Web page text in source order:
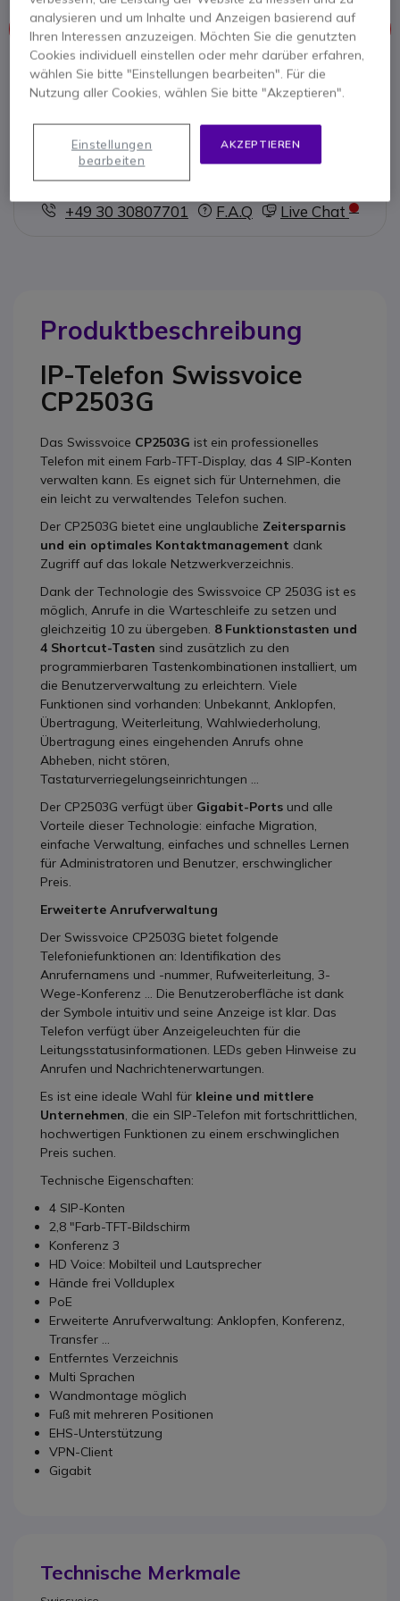
Dieses Produkt wird nicht mehr hergestellt
Hier finden Sie eine Übersicht ähnlicher Produkte.
Kontaktieren Sie uns -
+49 30 30807701
F.A.Q Live Chat
Produktbeschreibung
IP-Telefon Swissvoice
CP2503G
Das Swissvoice CP2503G ist ein professionelles
Telefon mit einem Farb-TFT-Display, das 4 SIP-Konten
verwalten kann. Es eignet sich für Unternehmen, die
ein leicht zu verwaltendes Telefon suchen.
Der CP2503G bietet eine unglaubliche Zeitersparnis
und ein optimales Kontaktmanagement dank
Zugriff auf das lokale Netzwerkverzeichnis.
Dank der Technologie des Swissvoice CP 2503G ist es
möglich, Anrufe in die Warteschleife zu setzen und
gleichzeitig 10 zu übergeben. 8 Funktionstasten und
4 Shortcut-Tasten sind zusätzlich zu den
programmierbaren Tastenkombinationen installiert, um
die Benutzerverwaltung zu erleichtern. Viele
Funktionen sind vorhanden: Unbekannt, Anklopfen,
Übertragung, Weiterleitung, Wahlwiederholung,
Übertragung eines eingehenden Anrufs ohne
Abheben, nicht stören,
Tastaturverriegelungseinrichtungen ...
Der CP2503G verfügt über Gigabit-Ports und alle
Vorteile dieser Technologie: einfache Migration,
einfache Verwaltung, einfaches und schnelles Lernen
für Administratoren und Benutzer, erschwinglicher
Preis.
Erweiterte Anrufverwaltung
Der Swissvoice CP2503G bietet folgende
Telefoniefunktionen an: Identifikation des
Anrufernamens und -nummer, Rufweiterleitung, 3-
Wege-Konferenz ... Die Benutzeroberfläche ist dank
der Symbole intuitiv und seine Anzeige ist klar. Das
Telefon verfügt über Anzeigeleuchten für die
Leitungsstatusinformationen. LEDs geben Hinweise zu
Anrufen und Nachrichtenerwartungen.
Es ist eine ideale Wahl für kleine und mittlere
Unternehmen, die ein SIP-Telefon mit fortschrittlichen,
hochwertigen Funktionen zu einem erschwinglichen
Preis suchen.
Technische Eigenschaften:
4 SIP-Konten
2,8 "Farb-TFT-Bildschirm
Konferenz 3
HD Voice: Mobilteil und Lautsprecher
Hände frei Vollduplex
PoE
Erweiterte Anrufverwaltung: Anklopfen, Konferenz,
Transfer ...
Entferntes Verzeichnis
Multi Sprachen
Wandmontage möglich
Fuß mit mehreren Positionen
EHS-Unterstützung
VPN-Client
Gigabit
Technische Merkmale
analysieren und um Inhalte und Anzeigen basierend auf
Ihren Interessen anzuzeigen. Möchten Sie die genutzten
Cookies individuell einstellen oder mehr darüber erfahren,
wählen Sie bitte "Einstellungen bearbeiten". Für die
Nutzung aller Cookies, wählen Sie bitte "Akzeptieren".
AKZEPTIEREN
Einstellungen
bearbeiten